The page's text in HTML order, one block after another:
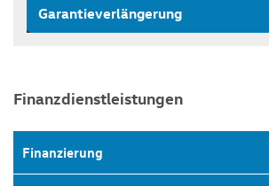
Garantieverlängerung
Finanzdienstleistungen
Finanzierung